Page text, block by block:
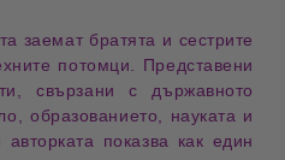
заемат братята и сестрите
потомци. Представени
свързани с държавното
, образованието, науката и
показва как един